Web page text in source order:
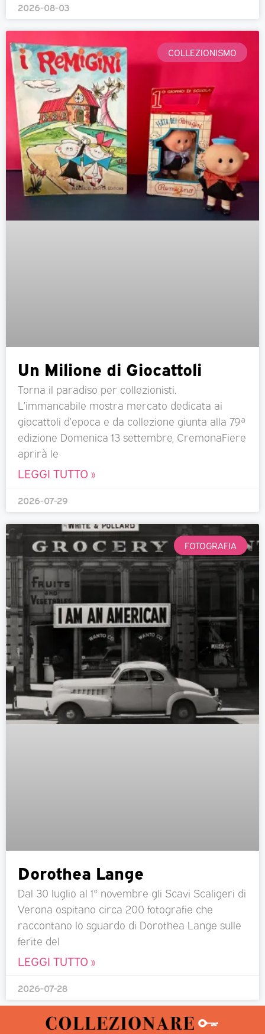
2026-08-03
COLLEZIONISMO
Un Milione di Giocattoli
Torna il paradiso per collezionisti.
L’immancabile mostra mercato dedicata ai
giocattoli d’epoca e da collezione giunta alla 79ª
edizione Domenica 13 settembre, CremonaFiere
aprirà le
LEGGI TUTTO »
2026-07-29
FOTOGRAFIA
Dorothea Lange
Dal 30 luglio al 1° novembre gli Scavi Scaligeri di
Verona ospitano circa 200 fotografie che
raccontano lo sguardo di Dorothea Lange sulle
ferite del
LEGGI TUTTO »
2026-07-28